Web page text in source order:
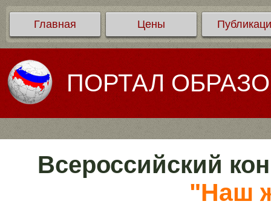
Главная Цены
ПОРТАЛ
Всероссийский
"Наш